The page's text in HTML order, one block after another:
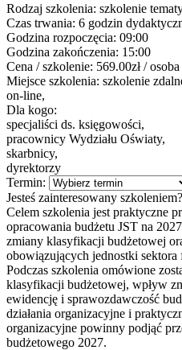
Rodzaj szkolenia: szkolenie
Czas trwania: 6 godzin
Godzina rozpoczęcia: 09:00
Godzina zakończenia: 15:00
Cena / szkolenie: 569.00zł / osoba
Miejsce szkolenia: szkolenie
on-line,
Dla kogo:
specjaliści ds. księgowości,
pracownicy Wydziału Oświaty,
skarbnicy,
dyrektorzy
Termin:
Jesteś zainteresowany szkoleniem?
Celem szkolenia jest praktyczne
opracowania budżetu JST na
zmiany klasyfikacji budżetowej
obowiązujących jednostki
Podczas szkolenia omówione
klasyfikacji budżetowej, wpływ
ewidencję i sprawozdawczość
działania organizacyjne i
organizacyjne powinny podjąć
budżetowego 2027.